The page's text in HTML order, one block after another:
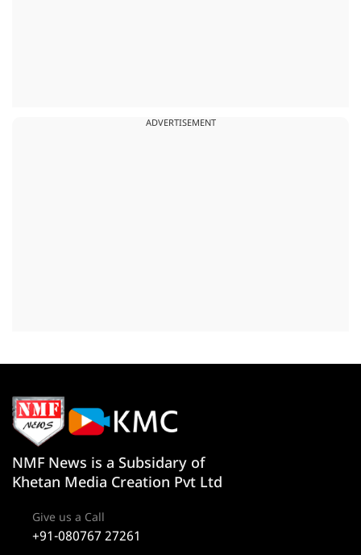
ADVERTISEMENT
NMF News is a Subsidary of
Khetan Media Creation Pvt Ltd
Give us a Call
+91-080767 27261